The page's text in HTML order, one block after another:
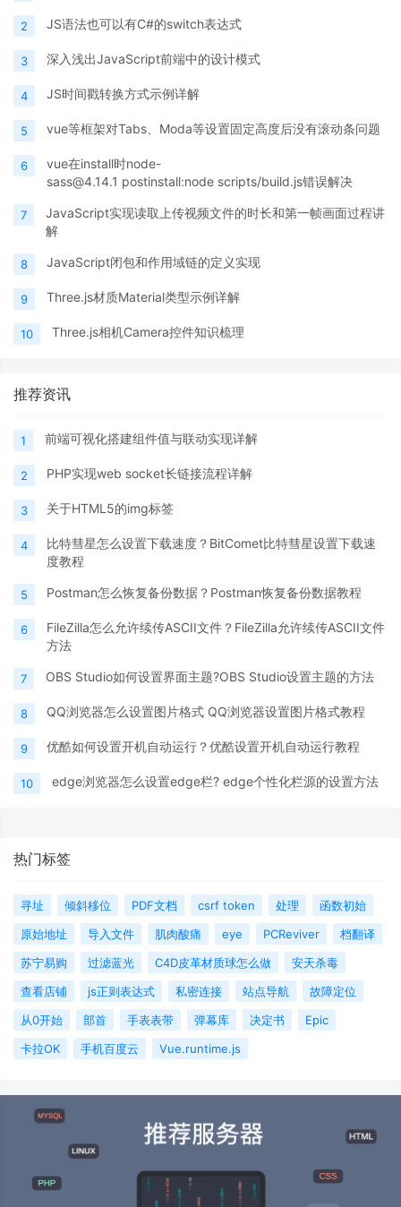
2 JS语法也可以有C#的switch表达式
3 深入浅出JavaScript前端中的设计模式
4 JS时间戳转换方式示例详解
5 vue等框架对Tabs、Moda等设置固定高度后没有滚动条问题
6
vue在install时node-
sass@4.14.1 postinstall:node scripts/build.js错误解决
7
JavaScript实现读取上传视频文件的时长和第一帧画面过程讲
解
8 JavaScript闭包和作用域链的定义实现
9 Three.js材质Material类型示例详解
10 Three.js相机Camera控件知识梳理
推荐资讯
1 前端可视化搭建组件值与联动实现详解
2 PHP实现web socket长链接流程详解
3 关于HTML5的img标签
4
比特彗星怎么设置下载速度？BitComet比特彗星设置下载速
度教程
5 Postman怎么恢复备份数据？Postman恢复备份数据教程
6
FileZilla怎么允许续传ASCII文件？FileZilla允许续传ASCII文件
方法
7 OBS Studio如何设置界面主题?OBS Studio设置主题的方法
8 QQ浏览器怎么设置图片格式 QQ浏览器设置图片格式教程
9 优酷如何设置开机自动运行？优酷设置开机自动运行教程
10 edge浏览器怎么设置edge栏? edge个性化栏源的设置方法
热门标签
寻址 倾斜移位 PDF文档 csrf token 处理
函数初始
原始地址
导入文件 肌肉酸痛 eye PCReviver
档翻译
苏宁易购
过滤蓝光 C4D皮革材质球怎么做
安天杀毒
查看店铺
js正则表达式 私密连接 站点导航
故障定位
从0开始
部首 手表表带 弹幕库 决定书
Epic
卡拉OK
手机百度云 Vue.runtime.js